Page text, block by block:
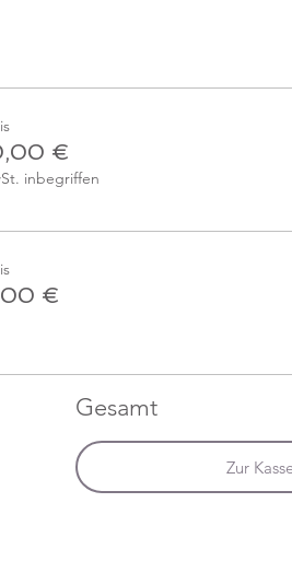
€
inbegriffen
€
Gesamt
Zur